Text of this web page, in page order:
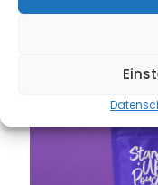
parturient montes,